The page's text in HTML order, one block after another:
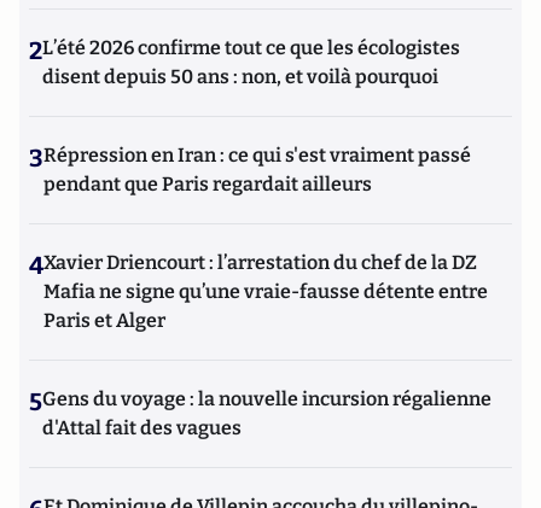
2L’été 2026 confirme tout ce que les écologistes
disent depuis 50 ans : non, et voilà pourquoi
3Répression en Iran : ce qui s'est vraiment passé
pendant que Paris regardait ailleurs
4Xavier Driencourt : l’arrestation du chef de la DZ
Mafia ne signe qu’une vraie-fausse détente entre
Paris et Alger
5Gens du voyage : la nouvelle incursion régalienne
d'Attal fait des vagues